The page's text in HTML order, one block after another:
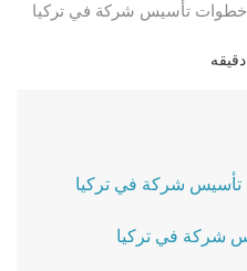
خطوات تأسيس شركة في تركيا